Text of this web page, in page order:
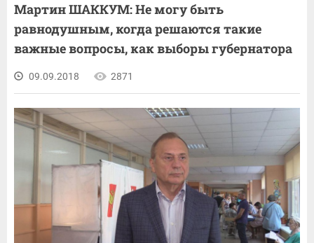
Мартин ШАККУМ: Не могу быть
равнодушным, когда решаются такие
важные вопросы, как выборы губернатора
09.09.2018 2871